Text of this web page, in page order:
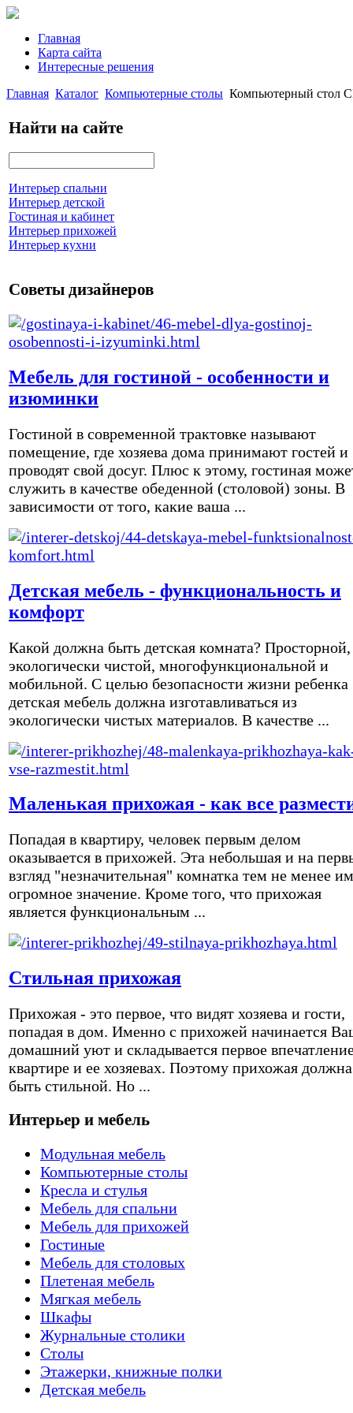
Главная
Карта сайта
Интересные решения
Главная Каталог Компьютерные столы Компьютерный стол
Найти на сайте
Интерьер спальни
Интерьер детской
Гостиная и кабинет
Интерьер прихожей
Интерьер кухни
Советы дизайнеров
Мебель для гостиной - особенности и
изюминки
Гостиной в современной трактовке называют
помещение, где хозяева дома принимают гостей и
проводят свой досуг. Плюс к этому, гостиная
служить в качестве обеденной (столовой) зоны. В
зависимости от того, какие ваша ...
Детская мебель - функциональность и
комфорт
Какой должна быть детская комната? Просторной,
экологически чистой, многофункциональной и
мобильной. С целью безопасности жизни ребенка
детская мебель должна изготавливаться из
экологически чистых материалов. В качестве ...
Маленькая прихожая - как все
Попадая в квартиру, человек первым делом
оказывается в прихожей. Эта небольшая и на
взгляд "незначительная" комнатка тем не менее
огромное значение. Кроме того, что прихожая
является функциональным ...
Стильная прихожая
Прихожая - это первое, что видят хозяева и гости,
попадая в дом. Именно с прихожей начинается
домашний уют и складывается первое
квартире и ее хозяевах. Поэтому прихожая должна
быть стильной. Но ...
Интерьер и мебель
Модульная мебель
Компьютерные столы
Кресла и стулья
Мебель для спальни
Мебель для прихожей
Гостиные
Мебель для столовых
Плетеная мебель
Мягкая мебель
Шкафы
Журнальные столики
Столы
Этажерки, книжные полки
Детская мебель